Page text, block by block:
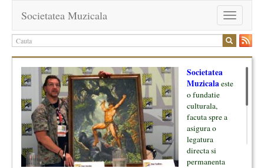
Toggle
navigation
Societatea Muzicala
Societatea
Muzicalaeste
o fundatie
culturala,
facuta spre a
asigura o
legatura
directa si
permanenta